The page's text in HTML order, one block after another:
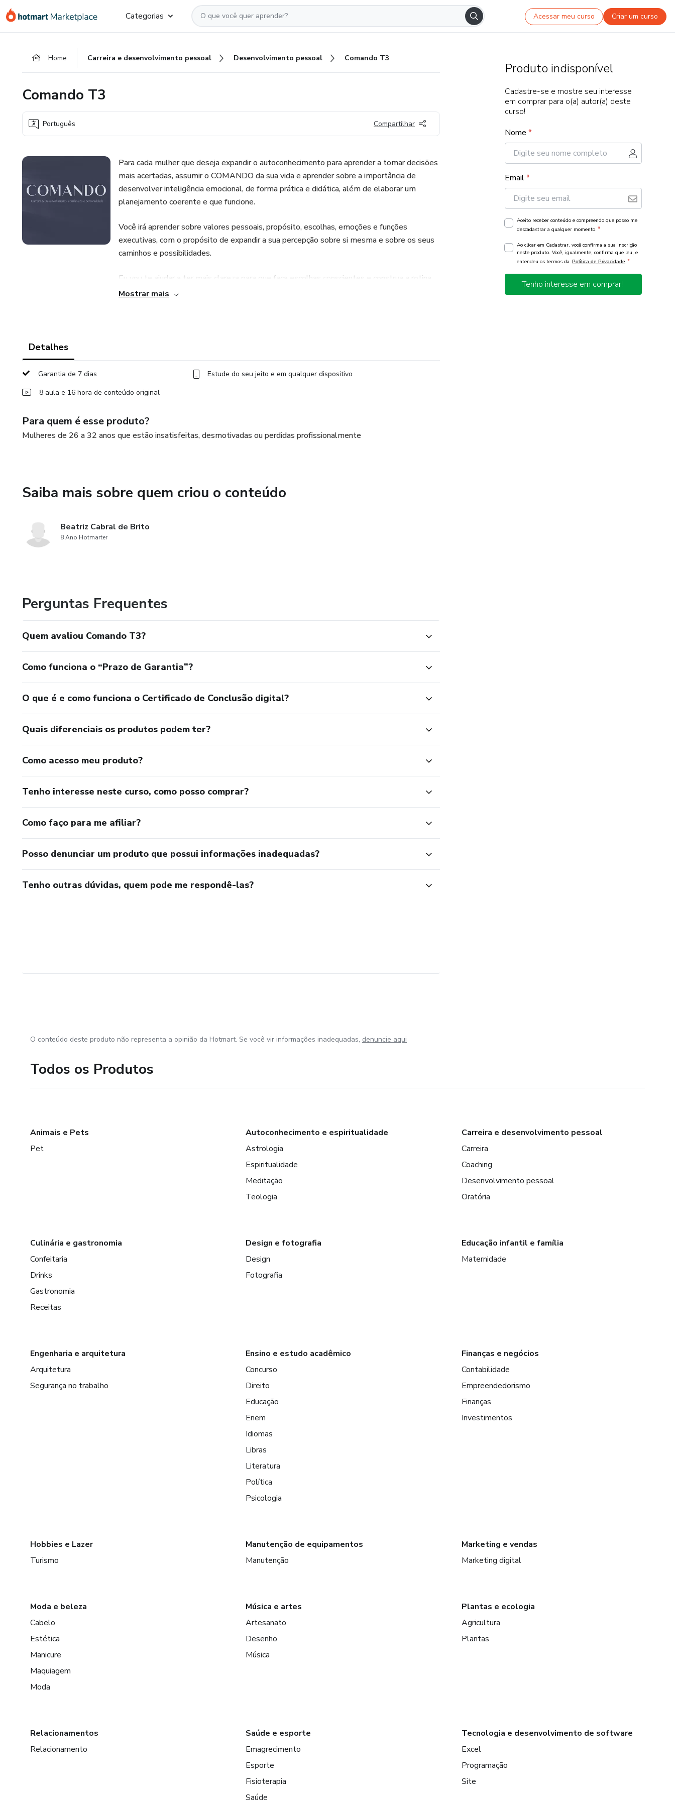
para
para
para
Categorias Acessar meu curso Criar um curso
Home Carreira e desenvolvimento pessoal Desenvolvimento pessoal Comando T3
Comando T3
Português Compartilhar
Para cada mulher que deseja expandir o autoconhecimento para aprender a tomar decisões
mais acertadas, assumir o COMANDO da sua vida e aprender sobre a importância de
desenvolver inteligência emocional, de forma prática e didática, além de elaborar um
planejamento coerente e que funcione.
Você irá aprender sobre valores pessoais, propósito, escolhas, emoções e funções
executivas, com o propósito de expandir a sua percepção sobre si mesma e sobre os seus
caminhos e possibilidades.
Eu vou te ajudar a ter mais clareza para que faça escolhas conscientes e construa a rotina
de vida que tanto deseja. :)
Mostrar mais
Detalhes
Garantia de 7 dias
Estude do seu jeito e em qualquer dispositivo
8 aula e 16 hora de conteúdo original
Para quem é esse produto?
Mulheres de 26 a 32 anos que estão insatisfeitas, desmotivadas ou perdidas profissionalmente
Saiba mais sobre quem criou o conteúdo
Beatriz Cabral de Brito
8 Ano Hotmarter
Perguntas Frequentes
Quem avaliou Comando T3?
Como funciona o “Prazo de Garantia”?
O que é e como funciona o Certificado de Conclusão digital?
Quais diferenciais os produtos podem ter?
Como acesso meu produto?
Tenho interesse neste curso, como posso comprar?
Como faço para me afiliar?
Posso denunciar um produto que possui informações inadequadas?
Tenho outras dúvidas, quem pode me respondê-las?
Produto indisponível
Cadastre-se e mostre seu interesse
em comprar para o(a) autor(a) deste
curso!
Nome *
Email*
Aceito receber conteúdo e compreendo que posso me
descadastrar a qualquer momento. *
Ao clicar em Cadastrar, você confirma a sua inscrição
neste produto. Você, igualmente, confirma que leu, e
entendeu os termos da Política de Privacidade *
Tenho interesse em comprar!
O conteúdo deste produto não representa a opinião da Hotmart. Se você vir informações inadequadas, denuncie aqui
Todos os Produtos
Animais e Pets
Pet
Autoconhecimento e espiritualidade
Astrologia
Espiritualidade
Meditação
Teologia
Carreira e desenvolvimento pessoal
Carreira
Coaching
Desenvolvimento pessoal
Oratória
Culinária e gastronomia
Confeitaria
Drinks
Gastronomia
Receitas
Design e fotografia
Design
Fotografia
Educação infantil e família
Maternidade
Engenharia e arquitetura
Arquitetura
Segurança no trabalho
Ensino e estudo acadêmico
Concurso
Direito
Educação
Enem
Idiomas
Libras
Literatura
Política
Psicologia
Finanças e negócios
Contabilidade
Empreendedorismo
Finanças
Investimentos
Hobbies e Lazer
Turismo
Manutenção de equipamentos
Manutenção
Marketing e vendas
Marketing digital
Moda e beleza
Cabelo
Estética
Manicure
Maquiagem
Moda
Música e artes
Artesanato
Desenho
Música
Plantas e ecologia
Agricultura
Plantas
Relacionamentos
Relacionamento
Saúde e esporte
Emagrecimento
Esporte
Fisioterapia
Saúde
Tecnologia e desenvolvimento de software
Excel
Programação
Site